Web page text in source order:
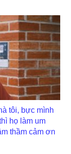
tôi, bực mình
họ làm um
thầm cảm ơn